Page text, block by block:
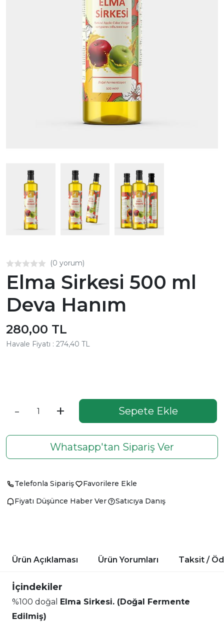
(0 yorum)
Elma Sirkesi 500 ml
Deva Hanım
280,00 TL
Havale Fiyatı : 274,40 TL
- + Sepete Ekle
Whatsapp'tan Sipariş Ver
Telefonla Sipariş
Favorilere Ekle
Fiyatı Düşünce Haber Ver
Satıcıya Danış
Ürün Açıklaması Taksit /
Ürün Yorumları
İçindekiler
%100 doğal
Elma Sirkesi. (Doğal Fermente
Edilmiş)